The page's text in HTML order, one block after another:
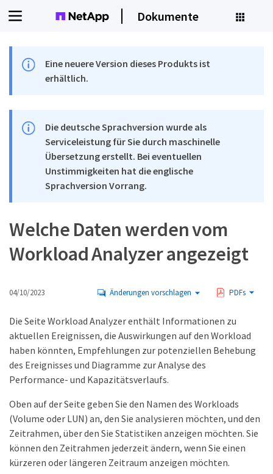
Dokumente
Eine neuere Version dieses Produkts ist
erhältlich.
Die deutsche Sprachversion wurde als
Serviceleistung für Sie durch maschinelle
Übersetzung erstellt. Bei eventuellen
Unstimmigkeiten hat die englische
Sprachversion Vorrang.
Welche Daten werden vom
Workload Analyzer angezeigt
04/10/2023 Änderungen vorschlagen PDFs
Die Seite Workload Analyzer enthält Informationen zu
aktuellen Ereignissen, die Auswirkungen auf den Workload
haben könnten, Empfehlungen zur potenziellen Behebung
des Ereignisses und Diagramme zur Analyse des
Performance- und Kapazitätsverlaufs.
Oben auf der Seite geben Sie den Namen des Workloads
(Volume oder LUN) an, den Sie analysieren möchten, und den
Zeitrahmen, über den Sie Statistiken anzeigen möchten. Sie
können den Zeitrahmen jederzeit ändern, wenn Sie einen
kürzeren oder längeren Zeitraum anzeigen möchten.